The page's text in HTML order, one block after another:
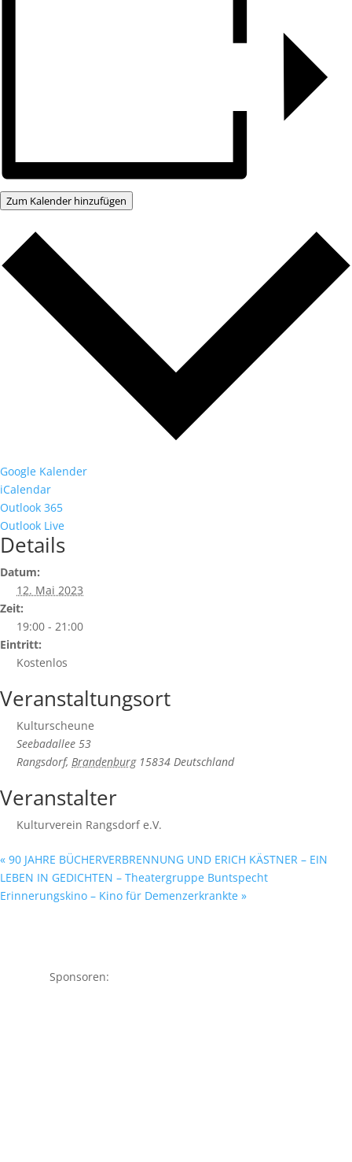
Zum Kalender hinzufügen
Google Kalender
iCalendar
Outlook 365
Outlook Live
Details
Datum:
12. Mai 2023
Zeit:
19:00 - 21:00
Eintritt:
Kostenlos
Veranstaltungsort
Kulturscheune
Seebadallee 53
Rangsdorf, Brandenburg 15834 Deutschland
Veranstalter
Kulturverein Rangsdorf e.V.
« 90 JAHRE BÜCHERVERBRENNUNG UND ERICH KÄSTNER – EIN
LEBEN IN GEDICHTEN – Theatergruppe Buntspecht
Erinnerungskino – Kino für Demenzerkrankte »
Sponsoren: